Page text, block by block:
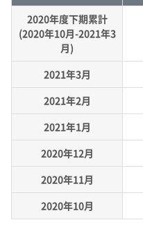
2020年度下期累計
(2020年10月-2021年3
月)
2021年3月
2021年2月
2021年1月
2020年12月
2020年11月
2020年10月